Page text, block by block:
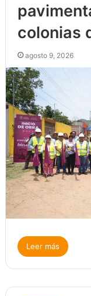
colonias
agosto 9, 2026
Leer más